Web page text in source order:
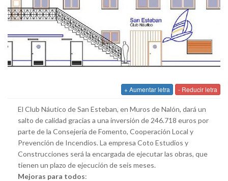
+ Aumentar letra - Reducir letra
El Club Náutico de San Esteban, en Muros de Nalón, dará un
salto de calidad gracias a una inversión de 246.718 euros por
parte de la Consejería de Fomento, Cooperación Local y
Prevención de Incendios. La empresa Coto Estudios y
Construcciones será la encargada de ejecutar las obras, que
tienen un plazo de ejecución de seis meses.
Mejoras para todos: